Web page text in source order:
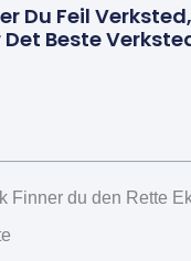
Du Feil
Beste
Finner du den Rette